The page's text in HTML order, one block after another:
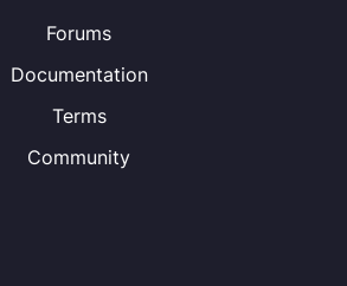
Forums
Documentation
Terms
Community